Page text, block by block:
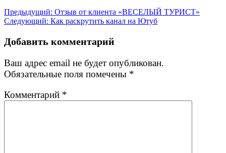
Навигация
по
записям
Предыдущий: Предыдущая
запись:
Отзыв от клиента «ВЕСЕЛЫЙ ТУРИСТ»
Следующий: Следующая
Как раскрутить канал на Ютуб
Добавить комментарий
Ваш адрес email не будет опубликован.
Обязательные поля помечены *
Комментарий *